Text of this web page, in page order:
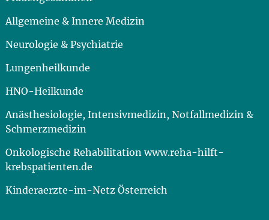
Allgemeine & Innere Medizin
Neurologie & Psychiatrie
Lungenheilkunde
HNO-Heilkunde
Anästhesiologie, Intensivmedizin, Notfallmedizin &
Schmerzmedizin
Onkologische Rehabilitation www.reha-hilft-
krebspatienten.de
Kinderaerzte-im-Netz Österreich